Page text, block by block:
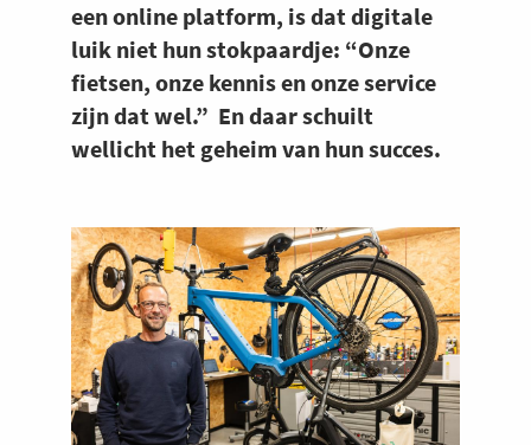
een online platform, is dat digitale
luik niet hun stokpaardje: “Onze
fietsen, onze kennis en onze service
zijn dat wel.” En daar schuilt
wellicht het geheim van hun succes.